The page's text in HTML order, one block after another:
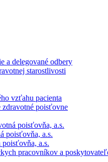
a delegované odbery
starostlivosti
vzťahu pacienta
zdravotné poisťovne
poisťovňa, a.s.
poisťovňa, a.s.
a.s.
pracovníkov a